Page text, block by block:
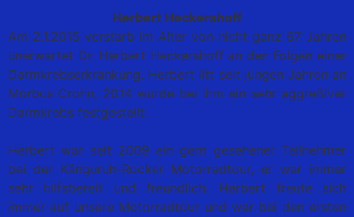
Herbert Heckershoff
Am 2.1.2015 verstarb im Alter von nicht ganz 67 Jahren
unerwartet Dr. Herbert Heckershoff an den Folgen einer
Darmkrebserkrankung. Herbert litt seit jungen Jahren an
Morbus Crohn, 2014 wurde bei ihm ein sehr aggreßiver
Darmkrebs festgestellt.
Herbert war seit 2009 ein gern gesehener Teilnehmer
bei der Känguruh-Rocker Motorradtour, er war immer
sehr hilfsbereit und freundlich. Herbert freute sich
immer auf unsere Motorradtour und war bei den ersten